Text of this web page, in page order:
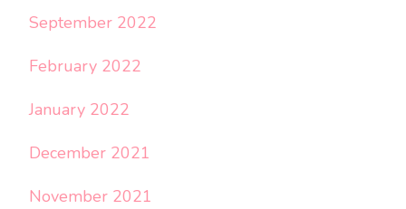
September 2022
February 2022
January 2022
December 2021
November 2021